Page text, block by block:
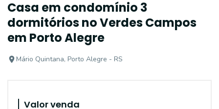
Casa em condomínio 3
dormitórios no Verdes Campos
em Porto Alegre
Mário Quintana, Porto Alegre - RS
Valor venda